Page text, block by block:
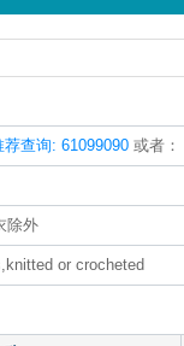
荐查询: 61099090 或者：
除外
or crocheted